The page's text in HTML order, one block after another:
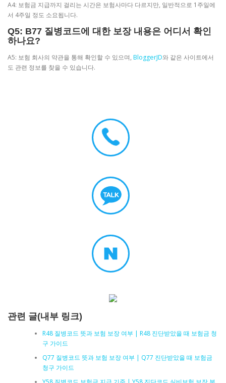
A4: 보험금 지급까지 걸리는 시간은 보험사마다 다르지만, 일반적으로 1주일에
서 4주일 정도 소요됩니다.
Q5: B77 질병코드에 대한 보장 내용은 어디서 확인
하나요?
A5: 보험 회사의 약관을 통해 확인할 수 있으며, BloggerJD와 같은 사이트에서
도 관련 정보를 찾을 수 있습니다.
관련 글(내부 링크)
R48 질병코드 뜻과 보험 보장 여부 | R48 진단받았을 때 보험금 청
구 가이드
Q77 질병코드 뜻과 보험 보장 여부 | Q77 진단받았을 때 보험금
청구 가이드